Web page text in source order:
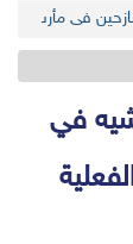
في مأرب
في